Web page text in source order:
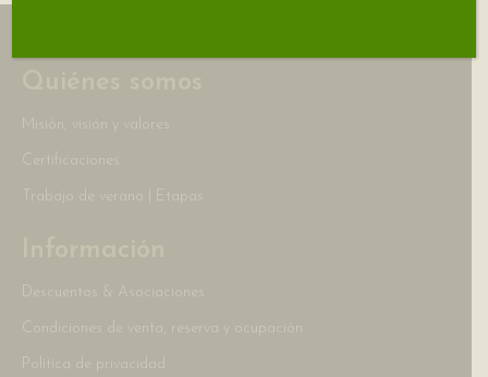
Misión, visión y valores
Certificaciones
Trabajo de verano | Etapas
Descuentos & Asociaciones
Condiciones de venta, reserva y ocupación
Política de privacidad